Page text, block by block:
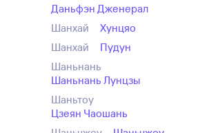
Даньфэн Дженерал
Шанхай
Хунцяо
Шанхай
Пудун
Шаньнань
Шаньнань Лунцзы
Шаньтоу
Цзеян Чаошань